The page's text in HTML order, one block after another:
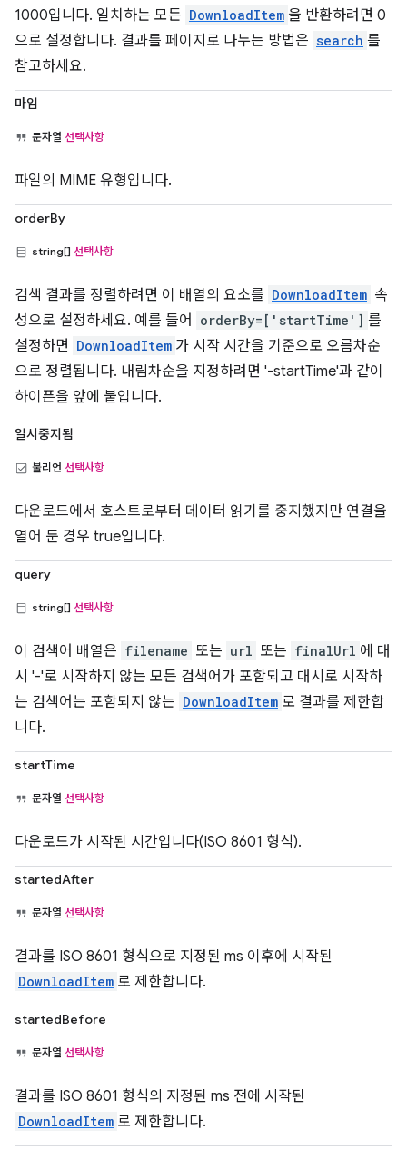
1000입니다. 일치하는 모든 DownloadItem 을 반환하려면 0
으로 설정합니다. 결과를 페이지로 나누는 방법은 search 를
참고하세요.
마임
문자열 선택사항
파일의 MIME 유형입니다.
orderBy
string[] 선택사항
검색 결과를 정렬하려면 이 배열의 요소를 DownloadItem 속
성으로 설정하세요. 예를 들어
orderBy=['startTime'] 를
설정하면 DownloadItem 가 시작 시간을 기준으로 오름차순
으로 정렬됩니다. 내림차순을 지정하려면 '-startTime'과 같이
하이픈을 앞에 붙입니다.
일시중지됨
불리언 선택사항
다운로드에서 호스트로부터 데이터 읽기를 중지했지만 연결을
열어 둔 경우 true입니다.
query
string[] 선택사항
이 검색어 배열은 filename 또는 url 또는 finalUrl 에 대
시 '-'로 시작하지 않는 모든 검색어가 포함되고 대시로 시작하
는 검색어는 포함되지 않는 DownloadItem 로 결과를 제한합
니다.
startTime
문자열 선택사항
다운로드가 시작된 시간입니다(ISO 8601 형식).
startedAfter
문자열 선택사항
결과를 ISO 8601 형식으로 지정된 ms 이후에 시작된
DownloadItem 로 제한합니다.
startedBefore
문자열 선택사항
결과를 ISO 8601 형식의 지정된 ms 전에 시작된
DownloadItem 로 제한합니다.